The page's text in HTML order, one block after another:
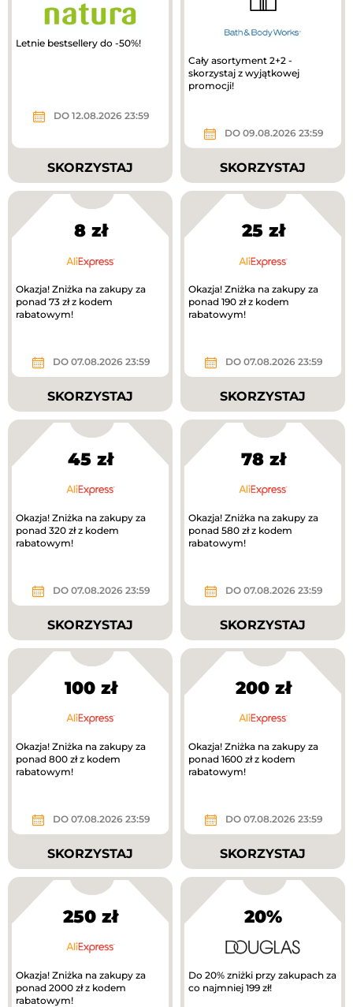
Letnie bestsellery do -50%!
DO 12.08.2026 23:59
SKORZYSTAJ
Cały asortyment 2+2 -
skorzystaj z wyjątkowej
promocji!
DO 09.08.2026 23:59
SKORZYSTAJ
8 zł
Okazja! Zniżka na zakupy za
ponad 73 zł z kodem
rabatowym!
DO 07.08.2026 23:59
SKORZYSTAJ
25 zł
Okazja! Zniżka na zakupy za
ponad 190 zł z kodem
rabatowym!
DO 07.08.2026 23:59
SKORZYSTAJ
45 zł
Okazja! Zniżka na zakupy za
ponad 320 zł z kodem
rabatowym!
DO 07.08.2026 23:59
SKORZYSTAJ
78 zł
Okazja! Zniżka na zakupy za
ponad 580 zł z kodem
rabatowym!
DO 07.08.2026 23:59
SKORZYSTAJ
100 zł
Okazja! Zniżka na zakupy za
ponad 800 zł z kodem
rabatowym!
DO 07.08.2026 23:59
SKORZYSTAJ
200 zł
Okazja! Zniżka na zakupy za
ponad 1600 zł z kodem
rabatowym!
DO 07.08.2026 23:59
SKORZYSTAJ
250 zł
Okazja! Zniżka na zakupy za
ponad 2000 zł z kodem
rabatowym!
20%
Do 20% zniżki przy zakupach za
co najmniej 199 zł!